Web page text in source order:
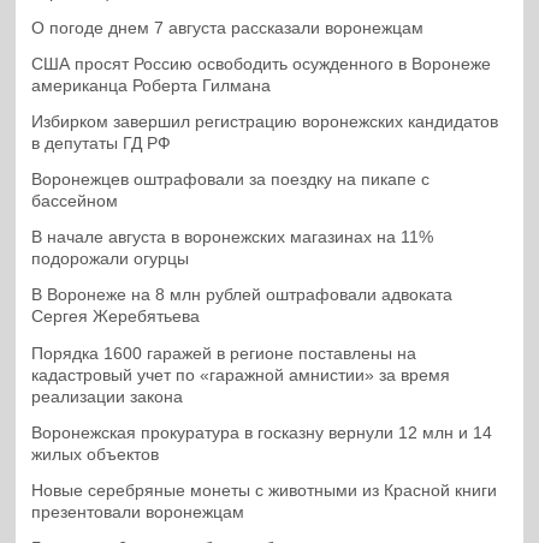
О погоде днем 7 августа рассказали воронежцам
США просят Россию освободить осужденного в Воронеже
американца Роберта Гилмана
Избирком завершил регистрацию воронежских кандидатов
в депутаты ГД РФ
Воронежцев оштрафовали за поездку на пикапе с
бассейном
В начале августа в воронежских магазинах на 11%
подорожали огурцы
В Воронеже на 8 млн рублей оштрафовали адвоката
Сергея Жеребятьева
Порядка 1600 гаражей в регионе поставлены на
кадастровый учет по «гаражной амнистии» за время
реализации закона
Воронежская прокуратура в госказну вернули 12 млн и 14
жилых объектов
Новые серебряные монеты с животными из Красной книги
презентовали воронежцам